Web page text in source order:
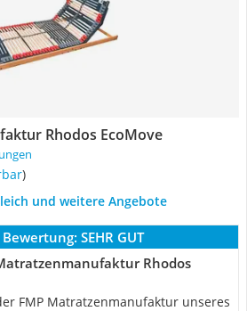
Rhodos EcoMove
)
und weitere Angebote
Bewertung: SEHR GUT
Rhodos
FMP Matratzenmanufaktur unseres